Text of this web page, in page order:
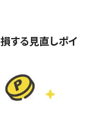
する見直しポイ